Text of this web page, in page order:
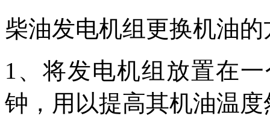
柴油发电机组更换机油的
1、将发电机组放置在
钟，用以提高其机油温